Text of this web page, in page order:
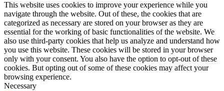
This website uses cookies to improve your experience while you
navigate through the website. Out of these, the cookies that are
categorized as necessary are stored on your browser as they are
essential for the working of basic functionalities of the website. We
also use third-party cookies that help us analyze and understand how
you use this website. These cookies will be stored in your browser
only with your consent. You also have the option to opt-out of these
cookies. But opting out of some of these cookies may affect your
browsing experience.
Necessary